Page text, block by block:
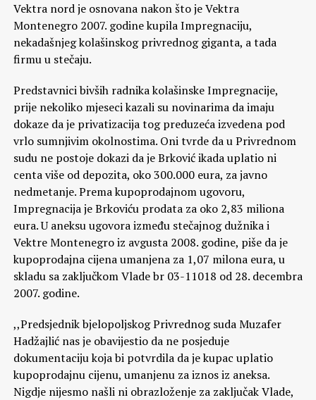
Vektra nord je osnovana nakon što je Vektra
Montenegro 2007. godine kupila Impregnaciju,
nekadašnjeg kolašinskog privrednog giganta, a tada
firmu u stečaju.
Predstavnici bivših radnika kolašinske Impregnacije,
prije nekoliko mjeseci kazali su novinarima da imaju
dokaze da je privatizacija tog preduzeća izvedena pod
vrlo sumnjivim okolnostima. Oni tvrde da u Privrednom
sudu ne postoje dokazi da je Brković ikada uplatio ni
centa više od depozita, oko 300.000 eura, za javno
nedmetanje. Prema kupoprodajnom ugovoru,
Impregnacija je Brkoviću prodata za oko 2,83 miliona
eura. U aneksu ugovora između stečajnog dužnika i
Vektre Montenegro iz avgusta 2008. godine, piše da je
kupoprodajna cijena umanjena za 1,07 milona eura, u
skladu sa zaključkom Vlade br 03-11018 od 28. decembra
2007. godine.
,,Predsjednik bjelopoljskog Privrednog suda Muzafer
Hadžajlić nas je obavijestio da ne posjeduje
dokumentaciju koja bi potvrdila da je kupac uplatio
kupoprodajnu cijenu, umanjenu za iznos iz aneksa.
Nigdje nijesmo našli ni obrazloženje za zaključak Vlade,